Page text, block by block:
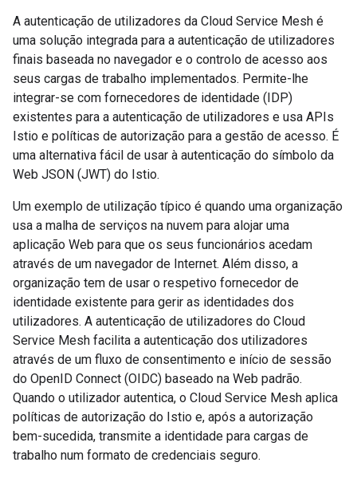
A autenticação de utilizadores da Cloud Service Mesh é
uma solução integrada para a autenticação de utilizadores
finais baseada no navegador e o controlo de acesso aos
seus cargas de trabalho implementados. Permite-lhe
integrar-se com fornecedores de identidade (IDP)
existentes para a autenticação de utilizadores e usa APIs
Istio e políticas de autorização para a gestão de acesso. É
uma alternativa fácil de usar à autenticação do símbolo da
Web JSON (JWT) do Istio.
Um exemplo de utilização típico é quando uma organização
usa a malha de serviços na nuvem para alojar uma
aplicação Web para que os seus funcionários acedam
através de um navegador de Internet. Além disso, a
organização tem de usar o respetivo fornecedor de
identidade existente para gerir as identidades dos
utilizadores. A autenticação de utilizadores do Cloud
Service Mesh facilita a autenticação dos utilizadores
através de um fluxo de consentimento e início de sessão
do OpenID Connect (OIDC) baseado na Web padrão.
Quando o utilizador autentica, o Cloud Service Mesh aplica
políticas de autorização do Istio e, após a autorização
bem-sucedida, transmite a identidade para cargas de
trabalho num formato de credenciais seguro.